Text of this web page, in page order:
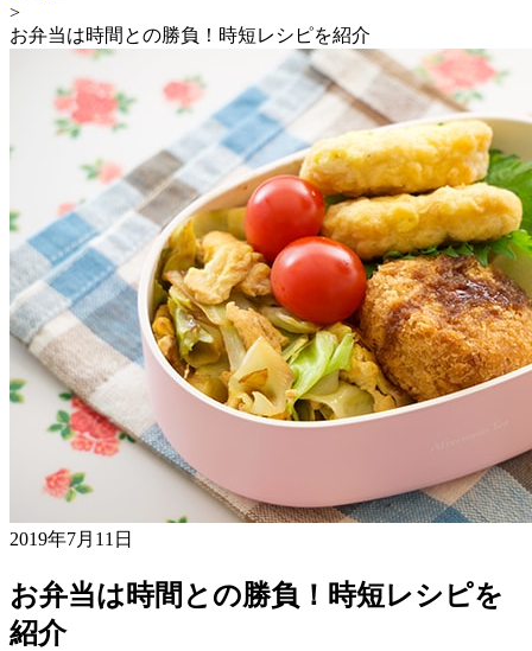
>
お弁当は時間との勝負！時短レシピを紹介
2019年7月11日
お弁当は時間との勝負！時短レシピを
紹介